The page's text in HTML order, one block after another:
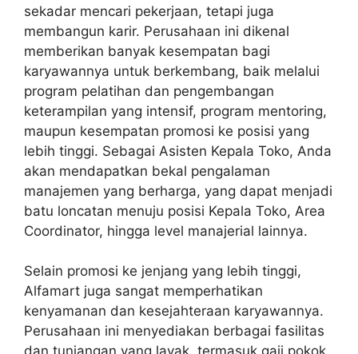
sekadar mencari pekerjaan, tetapi juga
membangun karir. Perusahaan ini dikenal
memberikan banyak kesempatan bagi
karyawannya untuk berkembang, baik melalui
program pelatihan dan pengembangan
keterampilan yang intensif, program mentoring,
maupun kesempatan promosi ke posisi yang
lebih tinggi. Sebagai Asisten Kepala Toko, Anda
akan mendapatkan bekal pengalaman
manajemen yang berharga, yang dapat menjadi
batu loncatan menuju posisi Kepala Toko, Area
Coordinator, hingga level manajerial lainnya.
Selain promosi ke jenjang yang lebih tinggi,
Alfamart juga sangat memperhatikan
kenyamanan dan kesejahteraan karyawannya.
Perusahaan ini menyediakan berbagai fasilitas